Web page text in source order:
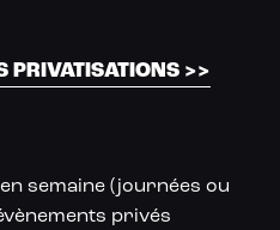
PRIVATISATIONS >>
semaine (journées ou
privés